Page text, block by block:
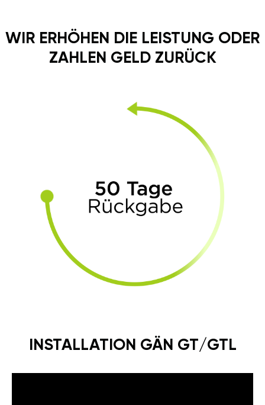
WIR ERHÖHEN DIE LEISTUNG ODER
ZAHLEN GELD ZURÜCK
INSTALLATION GÄN GT/GTL